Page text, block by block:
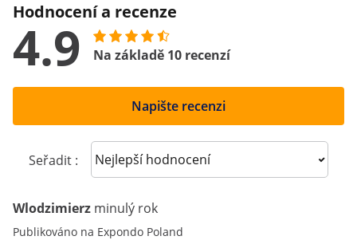
Hodnocení a recenze
4.9 Na základě 10 recenzí
Napište recenzi
Seřadit : Sort reviews
Wlodzimierz minulý rok
Publikováno na Expondo Poland